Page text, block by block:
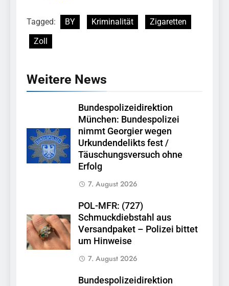
Tagged: BY Kriminalität
Zigaretten
Zoll
Weitere News
Bundespolizeidirektion
München: Bundespolizei
nimmt Georgier wegen
Urkundendelikts fest /
Täuschungsversuch ohne
Erfolg
7. August 2026
POL-MFR: (727)
Schmuckdiebstahl aus
Versandpaket – Polizei bittet
um Hinweise
7. August 2026
Bundespolizeidirektion